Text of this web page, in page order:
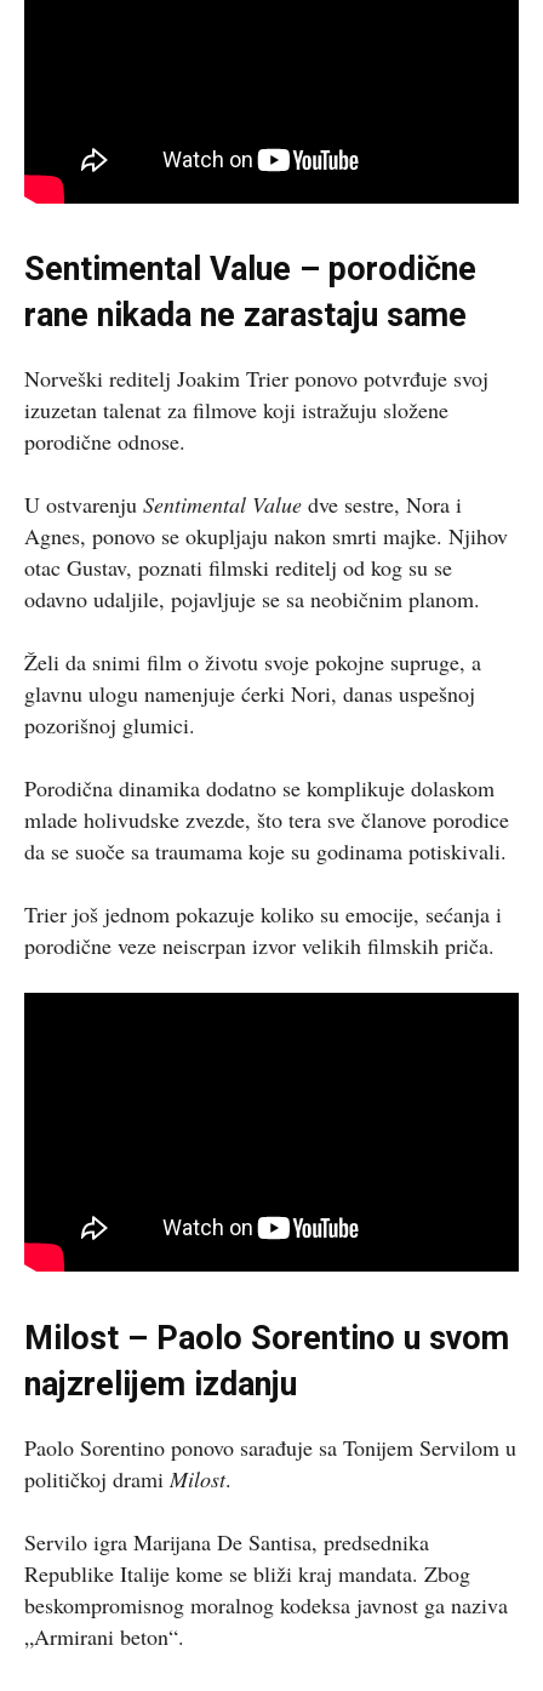
Sentimental Value – porodične
rane nikada ne zarastaju same
Norveški reditelj Joakim Trier ponovo potvrđuje svoj
izuzetan talenat za filmove koji istražuju složene
porodične odnose.
U ostvarenju Sentimental Value dve sestre, Nora i
Agnes, ponovo se okupljaju nakon smrti majke. Njihov
otac Gustav, poznati filmski reditelj od kog su se
odavno udaljile, pojavljuje se sa neobičnim planom.
Želi da snimi film o životu svoje pokojne supruge, a
glavnu ulogu namenjuje ćerki Nori, danas uspešnoj
pozorišnoj glumici.
Porodična dinamika dodatno se komplikuje dolaskom
mlade holivudske zvezde, što tera sve članove porodice
da se suoče sa traumama koje su godinama potiskivali.
Trier još jednom pokazuje koliko su emocije, sećanja i
porodične veze neiscrpan izvor velikih filmskih priča.
Milost – Paolo Sorentino u svom
najzrelijem izdanju
Paolo Sorentino ponovo sarađuje sa Tonijem Servilom u
političkoj drami Milost.
Servilo igra Marijana De Santisa, predsednika
Republike Italije kome se bliži kraj mandata. Zbog
beskompromisnog moralnog kodeksa javnost ga naziva
„Armirani beton“.